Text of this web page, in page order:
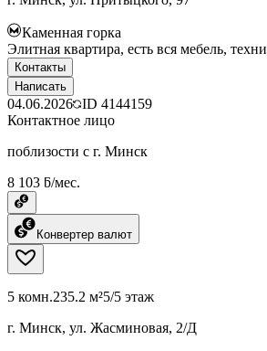
Каменная горка
Элитная квартира, есть вся мебель,
Контакты
Написать
04.06.2026 ID 4144159
Контактное лицо
поблизости с г. Минск
8 103 ƃ/мес.
Конвертер валют
5 комн.235.2 м²5/5 этаж
г. Минск, ул. Жасминовая, 2/Д